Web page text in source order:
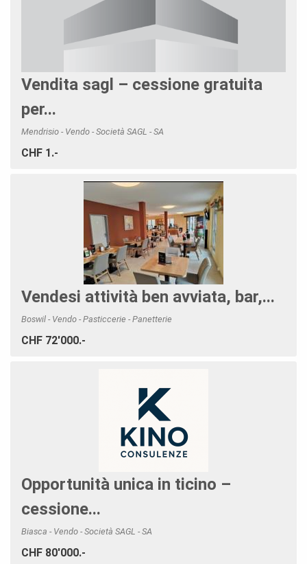
Vendita sagl – cessione gratuita
per...
Mendrisio - Vendo - Società SAGL - SA
CHF 1.-
Vendesi attività ben avviata, bar,...
Boswil - Vendo - Pasticcerie - Panetterie
CHF 72'000.-
Opportunità unica in ticino –
cessione...
Biasca - Vendo - Società SAGL - SA
CHF 80'000.-